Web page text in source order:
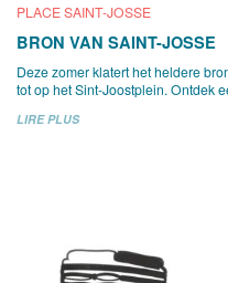
PLACE SAINT-JOSSE
BRON VAN SAINT-JOSSE
Deze zomer klatert het heldere
tot op het Sint-Joostplein. Ontdek
LIRE PLUS